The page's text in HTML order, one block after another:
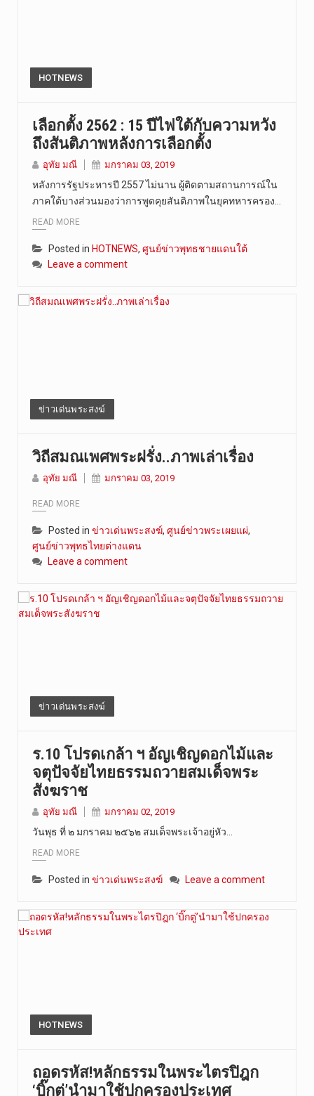
HOTNEWS
เลือกตั้ง 2562 : 15 ปีไฟใต้กับความหวัง
ถึงสันติภาพหลังการเลือกตั้ง
อุทัย มณี มกราคม 03, 2019
หลังการรัฐประหารปี 2557 ไม่นาน ผู้ติดตามสถานการณ์ใน
ภาคใต้บางส่วนมองว่าการพูดคุยสันติภาพในยุคทหารครอง…
READ MORE
Posted in HOTNEWS, ศูนย์ข่าวพุทธชายแดนใต้
Leave a comment
ข่าวเด่นพระสงฆ์
วิถีสมณเพศพระฝรั่ง..ภาพเล่าเรื่อง
อุทัย มณี มกราคม 03, 2019
READ MORE
Posted in ข่าวเด่นพระสงฆ์, ศูนย์ข่าวพระเผยแผ่,
ศูนย์ข่าวพุทธไทยต่างแดน
Leave a comment
ข่าวเด่นพระสงฆ์
ร.10 โปรดเกล้า ฯ อัญเชิญดอกไม้และ
จตุปัจจัยไทยธรรมถวายสมเด็จพระ
สังฆราช
อุทัย มณี มกราคม 02, 2019
วันพุธ ที่ ๒ มกราคม ๒๕๖๒ สมเด็จพระเจ้าอยู่หัว…
READ MORE
Posted in ข่าวเด่นพระสงฆ์ Leave a comment
HOTNEWS
ถอดรหัส!หลักธรรมในพระไตรปิฎก
‘บิ๊กตู่’นำมาใช้ปกครองประเทศ